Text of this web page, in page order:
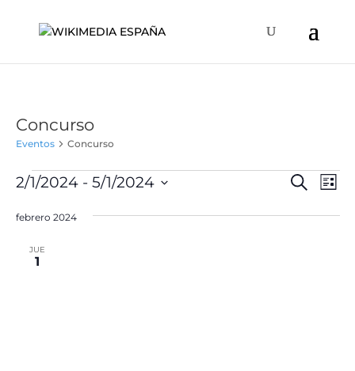
Concurso
Eventos Concurso
Eventos Buscar
de
Lista
2/1/2024 - 5/1/2024
la
febrero 2024
JUE
1